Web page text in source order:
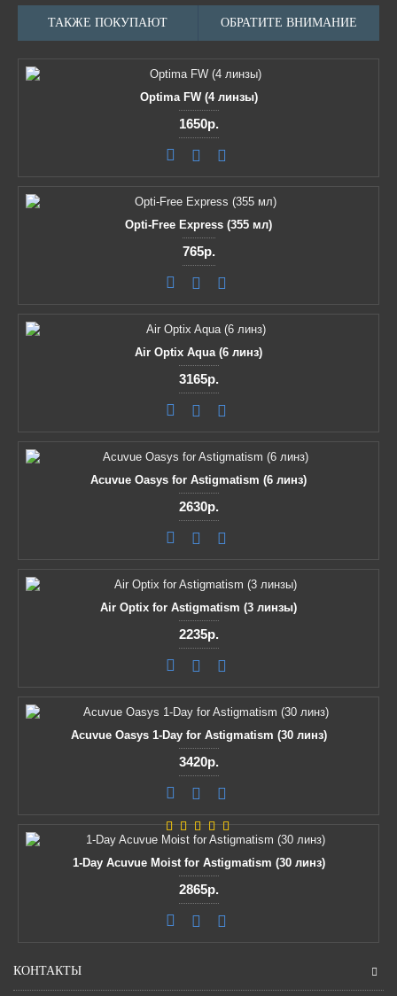
ТАКЖЕ ПОКУПАЮТ ОБРАТИТЕ ВНИМАНИЕ
Optima FW (4 линзы)
1650р.
Opti-Free Express (355 мл)
765р.
Air Optix Aqua (6 линз)
3165р.
Acuvue Oasys for Astigmatism (6 линз)
2630р.
Air Optix for Astigmatism (3 линзы)
2235р.
Acuvue Oasys 1-Day for Astigmatism (30 линз)
3420р.
1-Day Acuvue Moist for Astigmatism (30 линз)
2865р.
КОНТАКТЫ